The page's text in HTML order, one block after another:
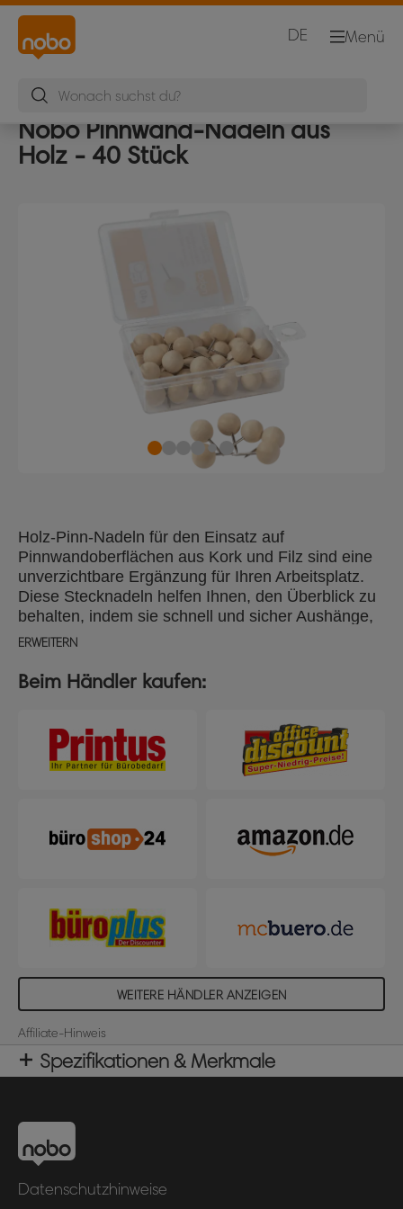
Menü
DE
Nobo Pinnwand-Nadeln aus
Holz - 40 Stück
Holz-Pinn-Nadeln für den Einsatz auf
Pinnwandoberflächen aus Kork und Filz sind eine
unverzichtbare Ergänzung für Ihren Arbeitsplatz.
Diese Stecknadeln helfen Ihnen, den Überblick zu
behalten, indem sie schnell und sicher Aushänge,
wichtige Notizen und Erinnerungen anbringen.
modernen, runden Holzdesign, verstaut in einer
Heimbüros. Für optimale Leistung verwenden Sie
es mit einer Nobo-Pinnwand. Packungsgröße: 40
Stück.
ERWEITERN
Beim Händler kaufen:
WEITERE HÄNDLER ANZEIGEN
Affiliate-Hinweis
Spezifikationen & Merkmale
Datenschutzhinweise